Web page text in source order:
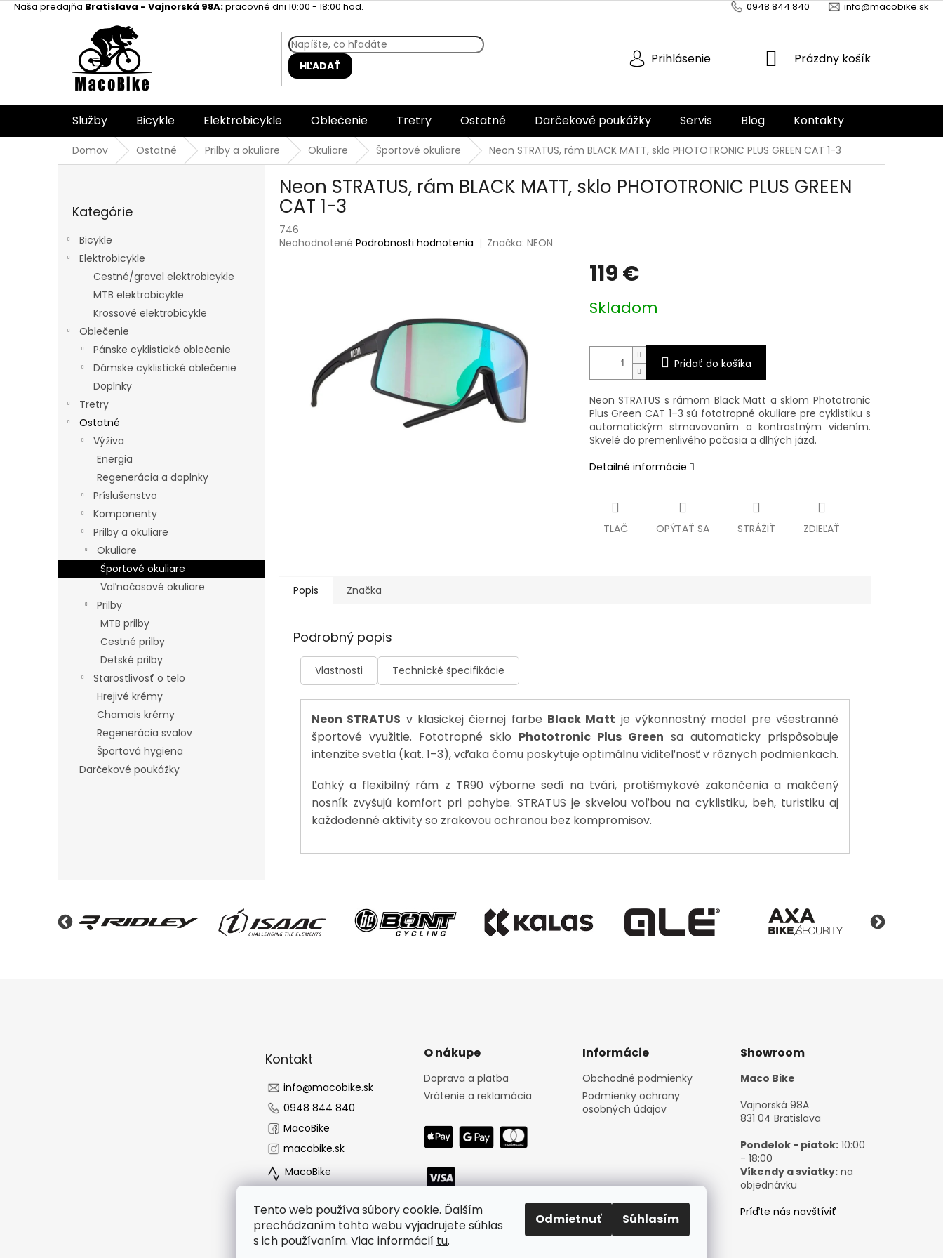
Tento web používa súbory cookie. Ďalším
prechádzaním tohto webu vyjadrujete súhlas
s ich používaním. Viac informácií tu.
Odmietnuť Súhlasím
PrejsťNaša predajňa Bratislava - Vajnorská 98A:pracovné dni 10:00 - 18:00 hod. 0948 844 840 info@macobike.sk
HĽADAŤ Prihlásenie
NÁKUPNÝ
Prázdny košík
Služby Bicykle Elektrobicykle Oblečenie Tretry Ostatné Darčekové poukážky Servis Blog Kontakty
Domov Ostatné Prilby a okuliare Okuliare Športové okuliare Neon STRATUS, rám BLACK MATT, sklo PHOTOTRONIC PLUS GREEN CAT 1-3
kategórie
Kategórie
Bicykle
Elektrobicykle
Cestné/gravel elektrobicykle
MTB elektrobicykle
Krossové elektrobicykle
Oblečenie
Pánske cyklistické oblečenie
Dámske cyklistické oblečenie
Doplnky
Tretry
Ostatné
Výživa
Energia
Regenerácia a doplnky
Príslušenstvo
Komponenty
Prilby a okuliare
Okuliare
Športové okuliare
Voľnočasové okuliare
Prilby
MTB prilby
Cestné prilby
Detské prilby
Starostlivosť o telo
Hrejivé krémy
Chamois krémy
Regenerácia svalov
Športová hygiena
Darčekové poukážky
Neon STRATUS, rám BLACK MATT, sklo PHOTOTRONIC PLUS GREEN
CAT 1-3
746
Priemerné
Neohodnotené Podrobnosti hodnotenia Značka:NEON
119 €
cena:
Skladom
Pridať do košíka
Neon STRATUS s rámom Black Matt a sklom Phototronic
Plus Green CAT 1–3 sú fototropné okuliare pre cyklistiku s
automatickým stmavovaním a kontrastným videním.
Skvelé do premenlivého počasia a dlhých jázd.
Detailné informácie
TLAČ OPÝTAŤ SA STRÁŽIŤ ZDIEĽAŤ
Popis Značka
Podrobný popis
Vlastnosti Technické špecifikácie
Neon STRATUS v klasickej čiernej farbe Black Matt je výkonnostný model pre všestranné
športové využitie. Fototropné sklo Phototronic Plus Green sa automaticky prispôsobuje
intenzite svetla (kat. 1–3), vďaka čomu poskytuje optimálnu viditeľnosť v rôznych podmienkach.
Ľahký a flexibilný rám z TR90 výborne sedí na tvári, protišmykové zakončenia a mäkčený
nosník zvyšujú komfort pri pohybe. STRATUS je skvelou voľbou na cyklistiku, beh, turistiku aj
každodenné aktivity so zrakovou ochranou bez kompromisov.
Kontakt
info@macobike.sk
0948 844 840
MacoBike
macobike.sk
MacoBike
O nákupe
Doprava a platba
Vrátenie a reklamácia
Informácie
Obchodné podmienky
Podmienky ochrany
osobných údajov
Showroom
Maco Bike
Vajnorská 98A
831 04 Bratislava
Pondelok - piatok: 10:00
- 18:00
Víkendy a sviatky: na
objednávku
Príďte nás navštíviť